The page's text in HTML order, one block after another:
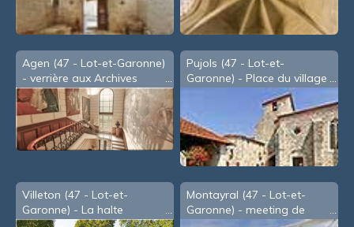
Agen (47 - Lot-et-Garonne)
- verrière aux Archives
Départementales (2005)
Pujols (47 - Lot-et-
Garonne) - Place du village
Villeton (47 - Lot-et-
Garonne) - La halte
Montayral (47 - Lot-et-
Garonne) - meeting de